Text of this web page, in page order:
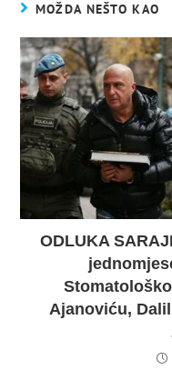
MOŽDA NEŠTO KAO
ODLUKA
Ajanoviću,